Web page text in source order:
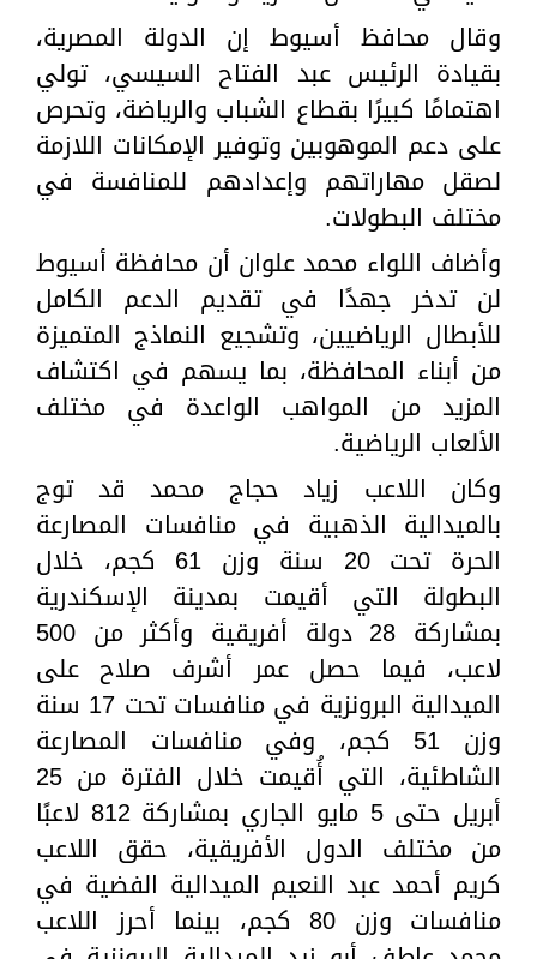
وقال محافظ أسيوط إن الدولة المصرية،
بقيادة الرئيس عبد الفتاح السيسي، تولي
اهتمامًا كبيرًا بقطاع الشباب والرياضة، وتحرص
على دعم الموهوبين وتوفير الإمكانات اللازمة
لصقل مهاراتهم وإعدادهم للمنافسة في
مختلف البطولات.
وأضاف اللواء محمد علوان أن محافظة أسيوط
لن تدخر جهدًا في تقديم الدعم الكامل
للأبطال الرياضيين، وتشجيع النماذج المتميزة
من أبناء المحافظة، بما يسهم في اكتشاف
المزيد من المواهب الواعدة في مختلف
الألعاب الرياضية.
وكان اللاعب زياد حجاج محمد قد توج
بالميدالية الذهبية في منافسات المصارعة
الحرة تحت 20 سنة وزن 61 كجم، خلال
البطولة التي أقيمت بمدينة الإسكندرية
بمشاركة 28 دولة أفريقية وأكثر من 500
لاعب، فيما حصل عمر أشرف صلاح على
الميدالية البرونزية في منافسات تحت 17 سنة
وزن 51 كجم، وفي منافسات المصارعة
الشاطئية، التي أُقيمت خلال الفترة من 25
أبريل حتى 5 مايو الجاري بمشاركة 812 لاعبًا
من مختلف الدول الأفريقية، حقق اللاعب
كريم أحمد عبد النعيم الميدالية الفضية في
منافسات وزن 80 كجم، بينما أحرز اللاعب